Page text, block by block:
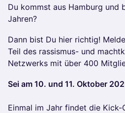
Du kommst aus Hamburg und
Jahren?
Dann bist Du hier richtig!
Teil des rassismus- und
Netzwerks mit über 400
Sei am 10. und 11. Oktober
Einmal im Jahr findet die